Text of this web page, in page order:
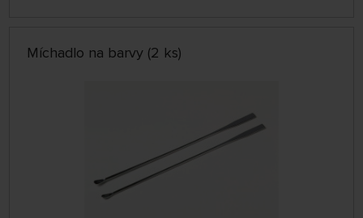
Míchadlo na barvy (2 ks)